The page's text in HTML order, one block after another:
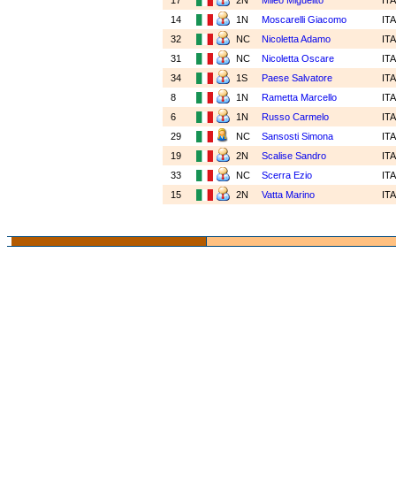
14
1N Moscarelli Giacomo
32
NC Nicoletta Adamo
31
NC Nicoletta Oscare
34
1S Paese Salvatore
8
1N Rametta Marcello
6
1N Russo Carmelo
29
NC Sansosti Simona
19
2N Scalise Sandro
33
NC Scerra Ezio
15
2N Vatta Marino